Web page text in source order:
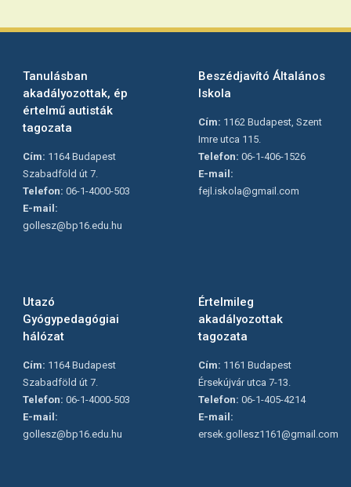
Tanulásban
akadályozottak, ép
értelmű autisták
tagozata
Cím: 1164 Budapest
Szabadföld út 7.
Telefon: 06-1-4000-503
E-mail:
gollesz@bp16.edu.hu
Beszédjavító Általános
Iskola
Cím: 1162 Budapest, Szent
Imre utca 115.
Telefon: 06-1-406-1526
E-mail:
fejl.iskola@gmail.com
Utazó
Gyógypedagógiai
hálózat
Cím: 1164 Budapest
Szabadföld út 7.
Telefon: 06-1-4000-503
E-mail:
gollesz@bp16.edu.hu
Értelmileg
akadályozottak
tagozata
Cím: 1161 Budapest
Érsekújvár utca 7-13.
Telefon: 06-1-405-4214
E-mail:
ersek.gollesz1161@gmail.com